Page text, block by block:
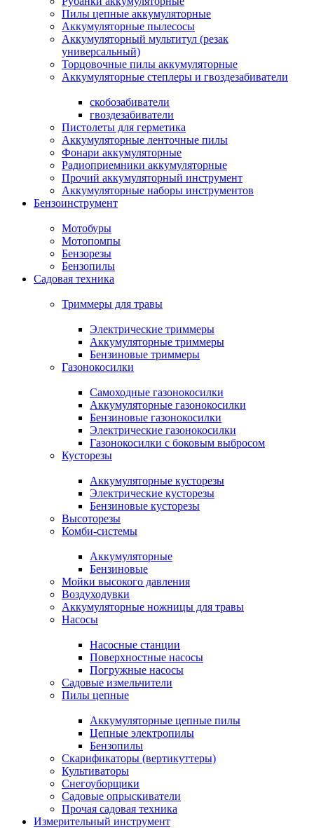
Пилы цепные аккумуляторные
Аккумуляторные пылесосы
Аккумуляторный мультитул (резак
универсальный)
Торцовочные пилы аккумуляторные
Аккумуляторные степлеры и гвоздезабиватели
скобозабиватели
гвоздезабиватели
Пистолеты для герметика
Аккумуляторные ленточные пилы
Фонари аккумуляторные
Радиоприемники аккумуляторные
Прочий аккумуляторный инструмент
Аккумуляторные наборы инструментов
Бензоинструмент
Мотобуры
Мотопомпы
Бензорезы
Бензопилы
Садовая техника
Триммеры для травы
Электрические триммеры
Аккумуляторные триммеры
Бензиновые триммеры
Газонокосилки
Самоходные газонокосилки
Аккумуляторные газонокосилки
Бензиновые газонокосилки
Электрические газонокосилки
Газонокосилки с боковым выбросом
Кусторезы
Аккумуляторные кусторезы
Электрические кусторезы
Бензиновые кусторезы
Высоторезы
Комби-системы
Аккумуляторные
Бензиновые
Мойки высокого давления
Воздуходувки
Аккумуляторные ножницы для травы
Насосы
Насосные станции
Поверхностные насосы
Погружные насосы
Садовые измельчители
Пилы цепные
Аккумуляторные цепные пилы
Цепные электропилы
Бензопилы
Скарификаторы (вертикуттеры)
Культиваторы
Снегоуборщики
Садовые опрыскиватели
Прочая садовая техника
Измерительный инструмент